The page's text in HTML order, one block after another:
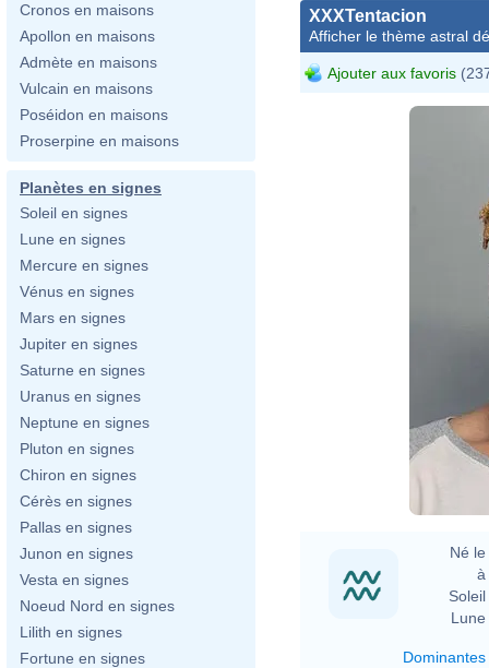
Cronos en maisons
Apollon en maisons
Admète en maisons
Vulcain en maisons
Poséidon en maisons
Proserpine en maisons
Planètes en signes
Soleil en signes
Lune en signes
Mercure en signes
Vénus en signes
Mars en signes
Jupiter en signes
Saturne en signes
Uranus en signes
Neptune en signes
Pluton en signes
Chiron en signes
Cérès en signes
Pallas en signes
Junon en signes
Vesta en signes
Noeud Nord en signes
Lilith en signes
Fortune en signes
XXXTentacion
Afficher le thème astral
Ajouter aux favoris
Né le
à
Soleil
Lune
Dominantes